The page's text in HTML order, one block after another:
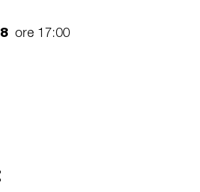
ore 17:00